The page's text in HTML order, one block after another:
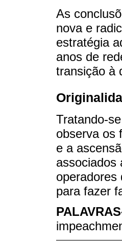
As
nova e
estratégia
anos de
transição à
Tratando-
observa os
e a
associados
operadores
para fazer